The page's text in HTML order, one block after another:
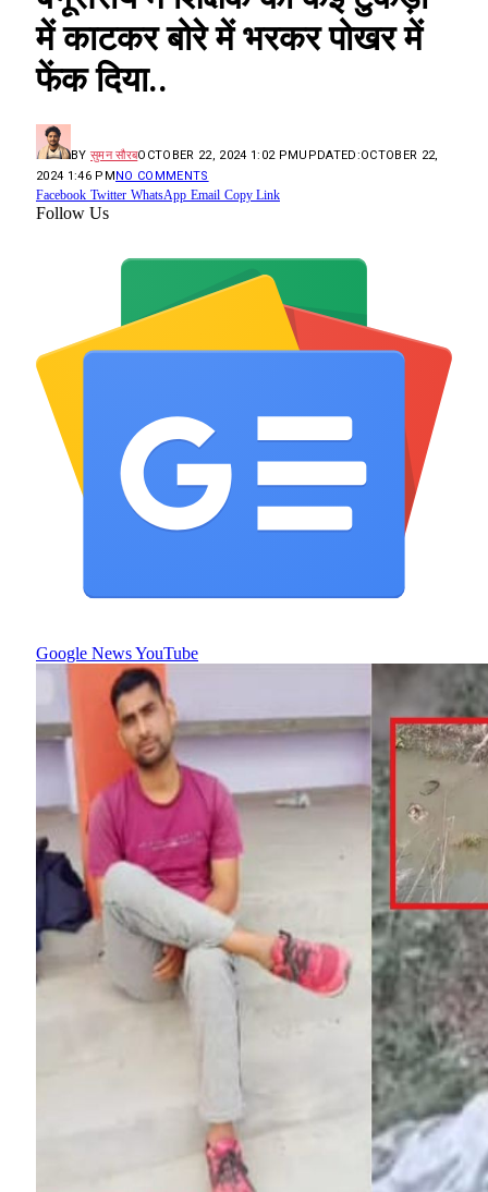
में काटकर बोरे में भरकर पोखर में
फेंक दिया..
BY सुमन सौरबOCTOBER 22, 2024 1:02 PMUPDATED:OCTOBER 22,
2024 1:46 PMNO COMMENTS
Facebook Twitter WhatsApp Email Copy Link
Follow Us
Google NewsYouTube